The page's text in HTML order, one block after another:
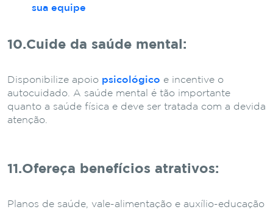
sua equipe
10.Cuide da saúde mental :
Disponibilize apoio psicológico e incentive o
autocuidado. A saúde mental é tão importante
quanto a saúde física e deve ser tratada com a devida
atenção.
11.Ofereça benefícios atrativos:
Planos de saúde, vale-alimentação e auxílio-educação